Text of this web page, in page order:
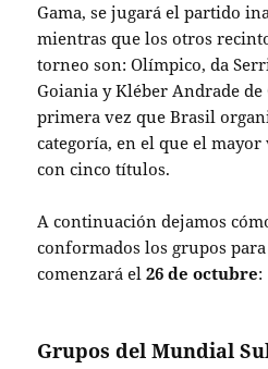
Gama, se jugará el partido
mientras que los otros
torneo son: Olímpico, da
Goiania y Kléber Andrade de
primera vez que Brasil
categoría, en el que el mayor
con cinco títulos.
A continuación dejamos
conformados los grupos
comenzará el26 de octubre:
Grupos del Mundial